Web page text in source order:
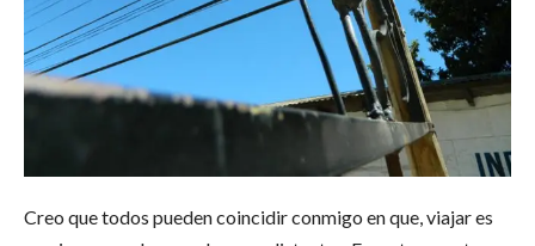
Creo que todos pueden coincidir conmigo en que, viajar es